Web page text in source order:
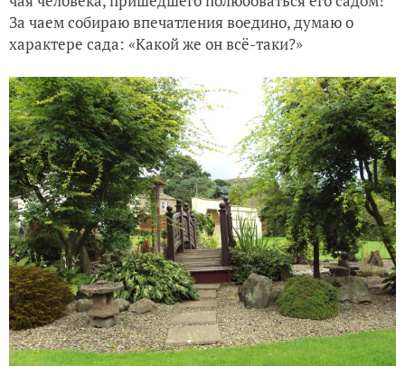
За чаем собираю впечатления воедино, думаю о
характере сада: «Какой же он всё-таки?»